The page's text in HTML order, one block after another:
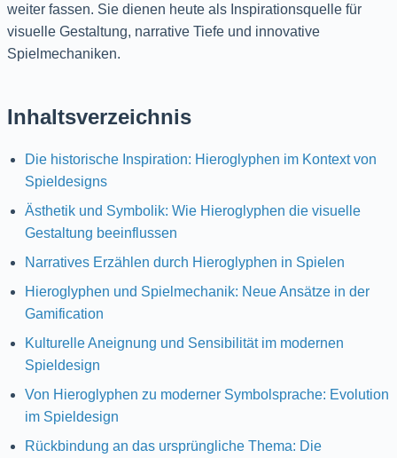
weiter fassen. Sie dienen heute als Inspirationsquelle für
visuelle Gestaltung, narrative Tiefe und innovative
Spielmechaniken.
Inhaltsverzeichnis
Die historische Inspiration: Hieroglyphen im Kontext von
Spieldesigns
Ästhetik und Symbolik: Wie Hieroglyphen die visuelle
Gestaltung beeinflussen
Narratives Erzählen durch Hieroglyphen in Spielen
Hieroglyphen und Spielmechanik: Neue Ansätze in der
Gamification
Kulturelle Aneignung und Sensibilität im modernen
Spieldesign
Von Hieroglyphen zu moderner Symbolsprache: Evolution
im Spieldesign
Rückbindung an das ursprüngliche Thema: Die